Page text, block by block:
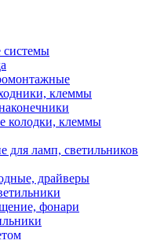
системы
клеммы
колодки, клеммы
для ламп, светильников
драйверы
фонари